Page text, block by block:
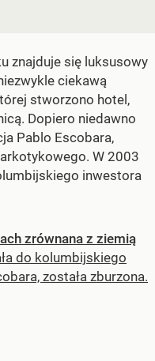
znajduje się luksusowy
ciekawą
stworzono hotel,
Dopiero niedawno
Pablo Escobara,
W 2003
inwestora
zrównana z ziemią
do kolumbijskiego
została zburzona.